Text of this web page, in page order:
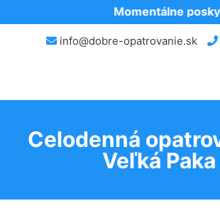
Momentálne
info@dobre-opatrovanie.sk
Celodenná
Veľká Paka